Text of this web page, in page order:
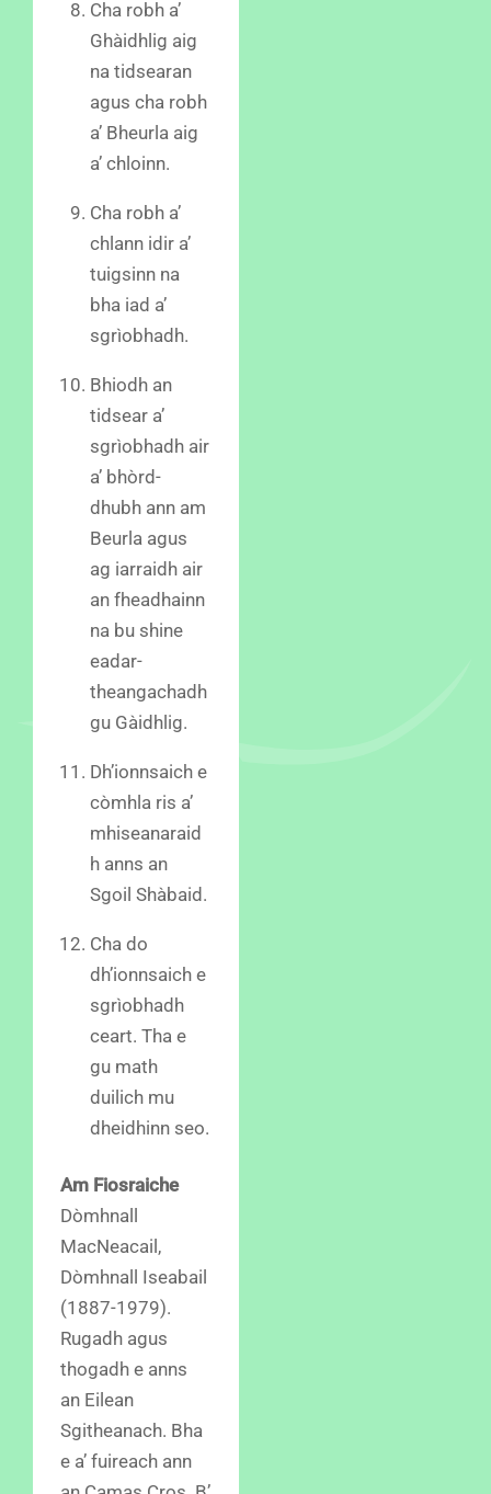
Cha robh a’
Ghàidhlig aig
na tidsearan
agus cha robh
a’ Bheurla aig
a’ chloinn.
Cha robh a’
chlann idir a’
tuigsinn na
bha iad a’
sgrìobhadh.
Bhiodh an
tidsear a’
sgrìobhadh air
a’ bhòrd-
dhubh ann am
Beurla agus
ag iarraidh air
an fheadhainn
na bu shine
eadar-
theangachadh
gu Gàidhlig.
Dh’ionnsaich e
còmhla ris a’
mhiseanaraid
h anns an
Sgoil Shàbaid.
Cha do
dh’ionnsaich e
sgrìobhadh
ceart. Tha e
gu math
duilich mu
dheidhinn seo.
Am Fiosraiche
Dòmhnall
MacNeacail,
Dòmhnall Iseabail
(1887-1979).
Rugadh agus
thogadh e anns
an Eilean
Sgitheanach. Bha
e a’ fuireach ann